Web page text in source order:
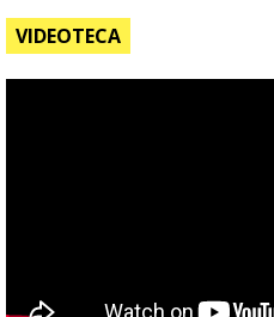
VIDEOTECA